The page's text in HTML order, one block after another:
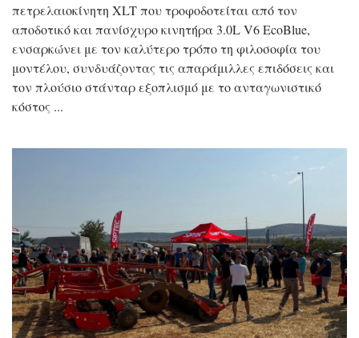
πετρελαιοκίνητη XLT που τροφοδοτείται από τον
αποδοτικό και πανίσχυρο κινητήρα 3.0L V6 EcoBlue,
ενσαρκώνει με τον καλύτερο τρόπο τη φιλοσοφία του
μοντέλου, συνδυάζοντας τις απαράμιλλες επιδόσεις και
τον πλούσιο στάνταρ εξοπλισμό με το ανταγωνιστικό
κόστος